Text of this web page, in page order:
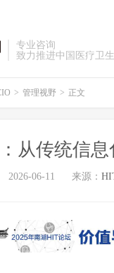
专业咨询
致力推进中国医疗卫
> 管理视野 > 正文
从传统信
2026-06-11 来源：